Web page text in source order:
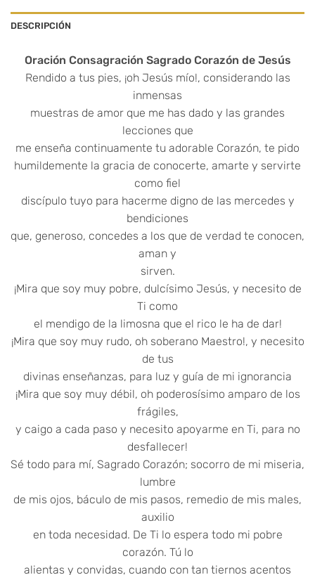
DESCRIPCIÓN
Oración Consagración Sagrado Corazón de Jesús
Rendido a tus pies, ¡oh Jesús mío!, considerando las
inmensas
muestras de amor que me has dado y las grandes
lecciones que
me enseña continuamente tu adorable Corazón, te pido
humildemente la gracia de conocerte, amarte y servirte
como fiel
discípulo tuyo para hacerme digno de las mercedes y
bendiciones
que, generoso, concedes a los que de verdad te conocen,
aman y
sirven.
¡Mira que soy muy pobre, dulcísimo Jesús, y necesito de
Ti como
el mendigo de la limosna que el rico le ha de dar!
¡Mira que soy muy rudo, oh soberano Maestro!, y necesito
de tus
divinas enseñanzas, para luz y guía de mi ignorancia
¡Mira que soy muy débil, oh poderosísimo amparo de los
frágiles,
y caigo a cada paso y necesito apoyarme en Ti, para no
desfallecer!
Sé todo para mí, Sagrado Corazón; socorro de mi miseria,
lumbre
de mis ojos, báculo de mis pasos, remedio de mis males,
auxilio
en toda necesidad. De Ti lo espera todo mi pobre
corazón. Tú lo
alientas y convidas, cuando con tan tiernos acentos